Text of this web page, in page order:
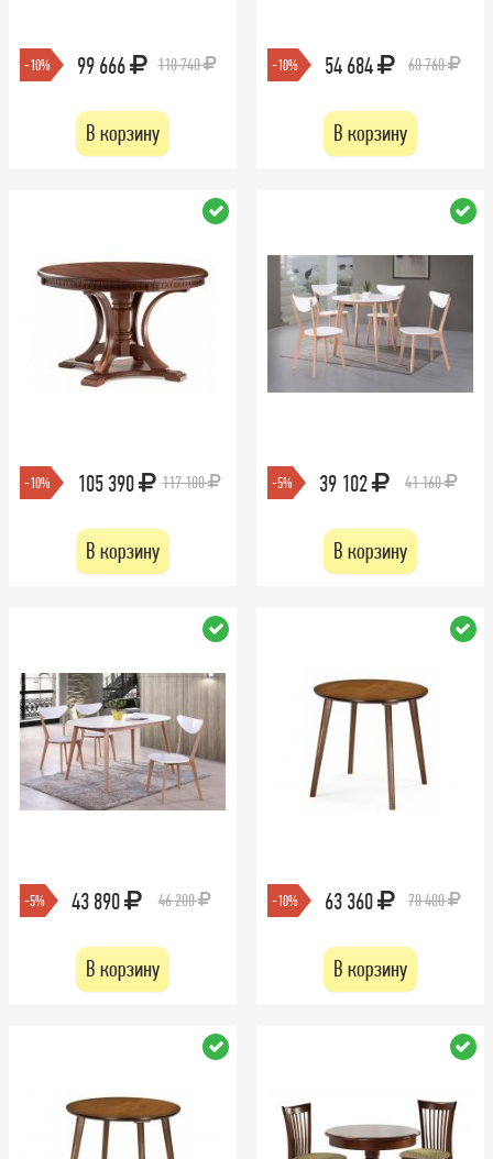
-10% 99 666 110 740
В корзину
-10% 54 684 60 760
В корзину
-10% 105 390 117 100
В корзину
-5% 39 102 41 160
В корзину
-5% 43 890 46 200
В корзину
-10% 63 360 70 400
В корзину